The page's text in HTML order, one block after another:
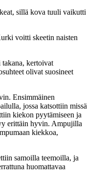
sillä kova tuuli vaikutti
voitti skeetin naisten
kertoivat
olivat suosineet
Ensimmäinen
jossa katsottiin missä
kiekon pyytämiseen ja
erittäin hyvin. Ampujilla
kiekkoa,
samoilla teemoilla, ja
huomattavaa